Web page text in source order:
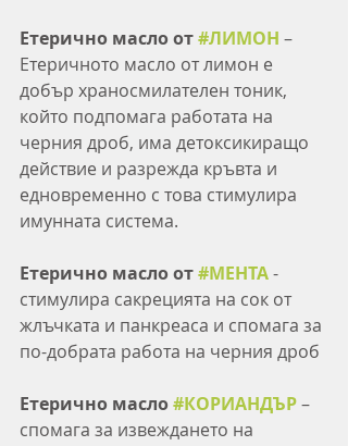
Етерично масло от #ЛИМОН –
Етеричното масло от лимон е
добър храносмилателен тоник,
който подпомага работата на
черния дроб, има детоксикиращо
действие и разрежда кръвта и
едновременно с това стимулира
имунната система.
Етерично масло от #МЕНТА -
стимулира сакрецията на сок от
жлъчката и панкреаса и спомага за
по-добрата работа на черния дроб
Етерично масло #КОРИАНДЪР –
спомага за извеждането на